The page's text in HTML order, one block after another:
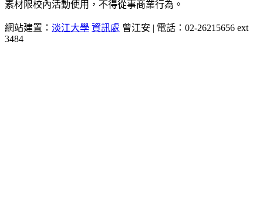
素材限校內活動使用，不得從事商業行為。
網站建置： 淡江大學 資訊處 曾江安 | 電話：02-26215656 ext
3484